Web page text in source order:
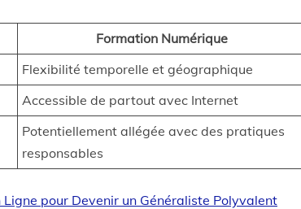
Formation Numérique
Flexibilité temporelle et géographique
Accessible de partout avec Internet
Potentiellement allégée avec des pratiques
responsables
pour Devenir un Généraliste Polyvalent